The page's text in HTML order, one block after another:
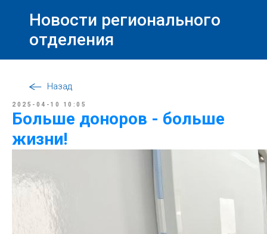
Новости регионального
отделения
Назад
2025-04-10 10:05
Больше доноров - больше
жизни!